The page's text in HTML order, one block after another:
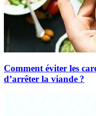
Comment éviter les
d’arrêter la viande ?